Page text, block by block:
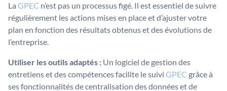
La GPEC n’est pas un processus figé. Il est essentiel de suivre
régulièrement les actions mises en place et d’ajuster votre
plan en fonction des résultats obtenus et des évolutions de
l’entreprise.
Utiliser les outils adaptés : Un logiciel de gestion des
entretiens et des compétences facilite le suivi GPEC grâce à
ses fonctionnalités de centralisation des données et de